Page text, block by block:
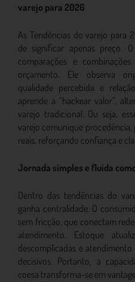
varejo para 2026
As Tendências do varejo para
de significar apenas preço.
comparações e
orçamento. Ele observa
qualidade percebida e
aprende a “hackear valor”,
varejo tradicional. Ou seja,
varejo comunique
reais, reforçando confiança e
Jornada simples e fluida
Dentro das tendências do
ganha centralidade. O
sem fricção, que conectam
atendimento. Estoque
descomplicadas e
decisivos. Portanto, a
coesa transforma-se em